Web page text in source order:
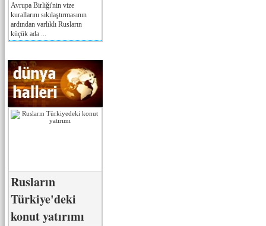
Avrupa Birliği'nin vize
kurallarını sıkılaştırmasının
ardından varlıklı Rusların
küçük ada ...
Rusların
Türkiye'deki
konut yatırımı